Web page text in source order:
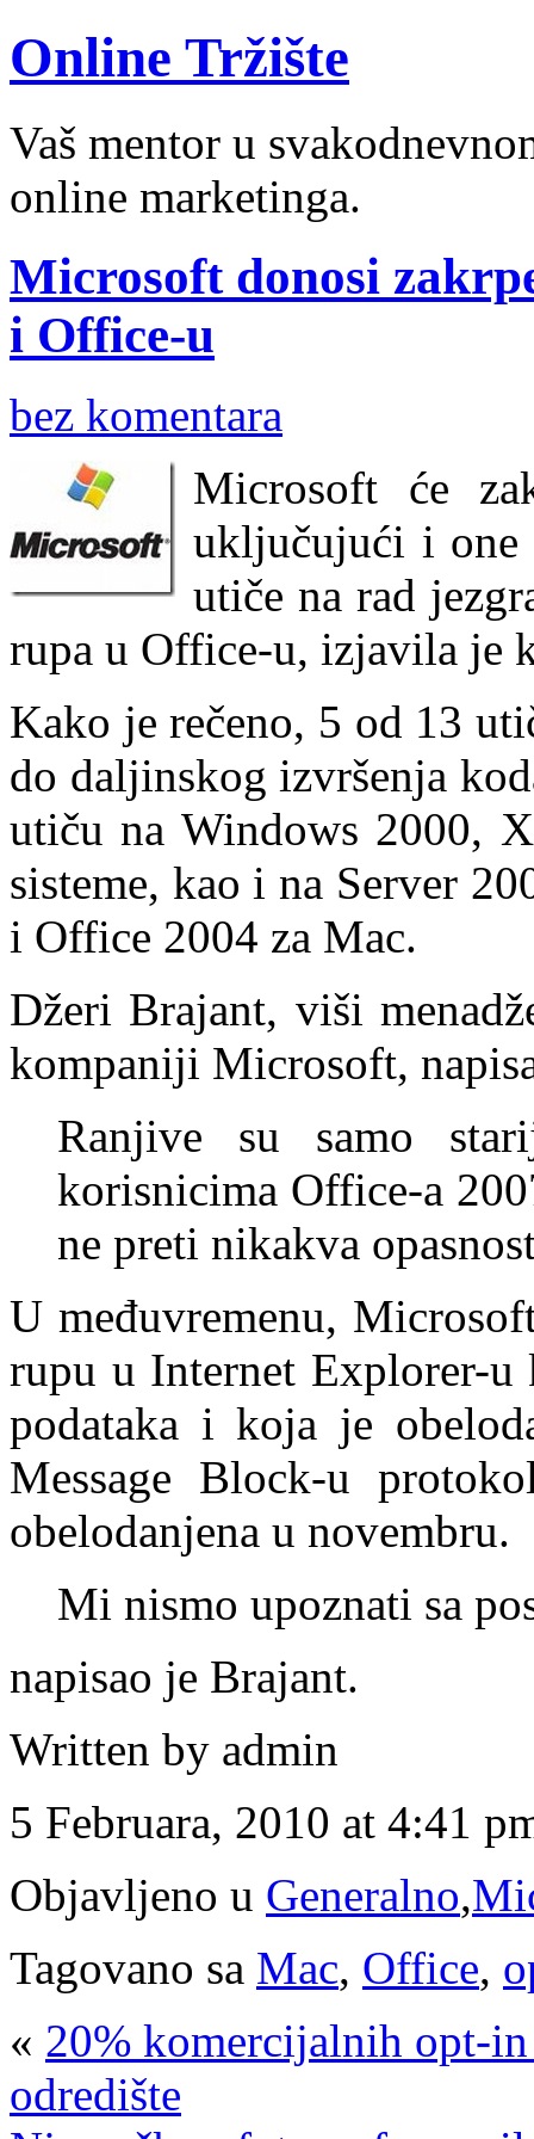
Online Tržište
Vaš mentor u
online marketinga.
Microsoft donosi
i Office-u
bez komentara
Microsoft će
uključujući i one
utiče na rad
rupa u Office-u, izjavila je
Kako je rečeno, 5 od 13
do daljinskog izvršenja
utiču na Windows 2000,
sisteme, kao i na Server
i Office 2004 za Mac.
Džeri Brajant, viši
kompaniji Microsoft,
Ranjive su samo
korisnicima Office-a
ne preti nikakva
U međuvremenu,
rupu u Internet Explorer-
podataka i koja je
Message Block-u
obelodanjena u novembru.
Mi nismo upoznati sa
napisao je Brajant.
Written by admin
5 Februara, 2010 at 4:41
Objavljeno u Generalno,
Tagovano sa Mac, Office,
« 20% komercijalnih opt-
odredište